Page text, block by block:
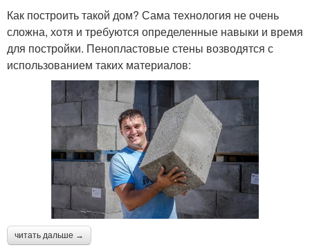
Как построить такой дом? Сама технология не очень
сложна, хотя и требуются определенные навыки и время
для постройки. Пенопластовые стены возводятся с
использованием таких материалов:
читать дальше →